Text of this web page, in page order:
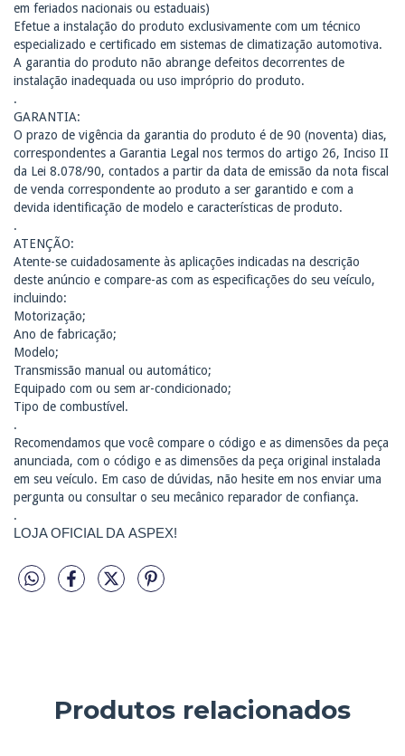
em feriados nacionais ou estaduais)
Efetue a instalação do produto exclusivamente com um técnico
especializado e certificado em sistemas de climatização automotiva.
A garantia do produto não abrange defeitos decorrentes de
instalação inadequada ou uso impróprio do produto.
.
GARANTIA:
O prazo de vigência da garantia do produto é de 90 (noventa) dias,
correspondentes a Garantia Legal nos termos do artigo 26, Inciso II
da Lei 8.078/90, contados a partir da data de emissão da nota fiscal
de venda correspondente ao produto a ser garantido e com a
devida identificação de modelo e características de produto.
.
ATENÇÃO:
Atente-se cuidadosamente às aplicações indicadas na descrição
deste anúncio e compare-as com as especificações do seu veículo,
incluindo:
Motorização;
Ano de fabricação;
Modelo;
Transmissão manual ou automático;
Equipado com ou sem ar-condicionado;
Tipo de combustível.
.
Recomendamos que você compare o código e as dimensões da peça
anunciada, com o código e as dimensões da peça original instalada
em seu veículo. Em caso de dúvidas, não hesite em nos enviar uma
pergunta ou consultar o seu mecânico reparador de confiança.
.
LOJA OFICIAL DA ASPEX!
Produtos relacionados